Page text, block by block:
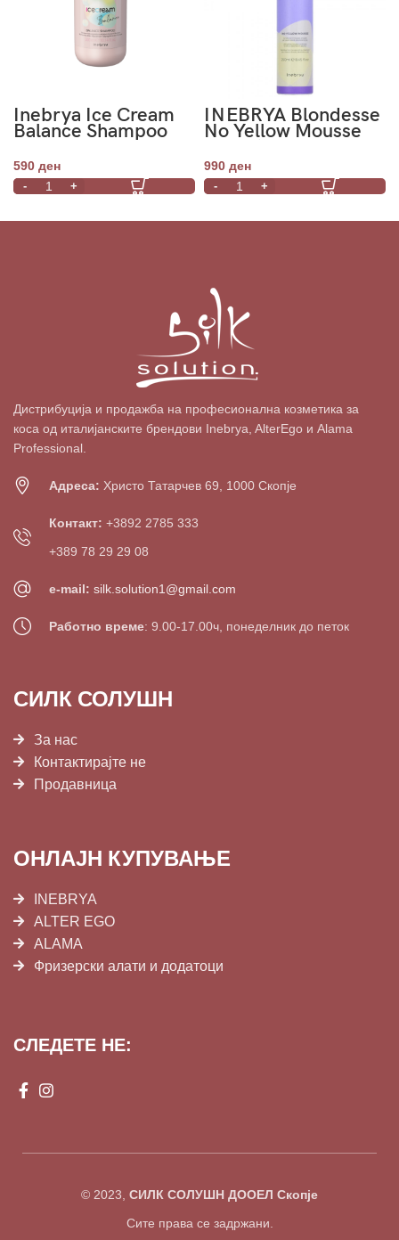
Inebrya Ice Cream
Balance Shampoo
590 ден
INEBRYA Blondesse
No Yellow Mousse
Treatment 250ml
990 ден
Дистрибуција и продажба на професионална козметика за
коса од италијанските брендови Inebrya, AlterEgo и Alama
Professional.
Адреса: Христо Татарчев 69, 1000 Скопје
Контакт: +3892 2785 333
+389 78 29 29 08
e-mail: silk.solution1@gmail.com
Работно време: 9.00-17.00ч, понеделник до петок
СИЛК СОЛУШН
За нас
Контактирајте не
Продавница
ОНЛАЈН КУПУВАЊЕ
INEBRYA
ALTER EGO
ALAMA
Фризерски алати и додатоци
СЛЕДЕТЕ НЕ:
© 2023, СИЛК СОЛУШН ДООЕЛ Скопје
Сите права се задржани.